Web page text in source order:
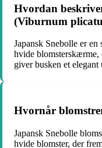
Hvordan
(Viburnum
Japansk Snebolle er
hvide blomsterskærme,
giver busken et elegant
Hvornår
Japansk Snebolle
hvide blomster, der